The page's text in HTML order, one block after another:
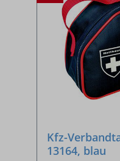
Kfz-
13164, blau